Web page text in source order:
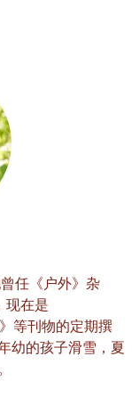
任《户外》杂
现在是
等刊物的定期撰
幼的孩子滑雪，夏